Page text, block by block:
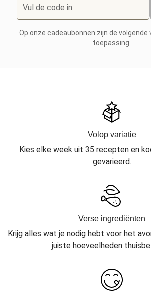
Vul de code in
Op onze cadeaubonnen zijn de volgende
toepassing.
Volop variatie
Kies elke week uit 35 recepten en
gevarieerd.
Verse ingrediënten
Krijg alles wat je nodig hebt voor het
juiste hoeveelheden